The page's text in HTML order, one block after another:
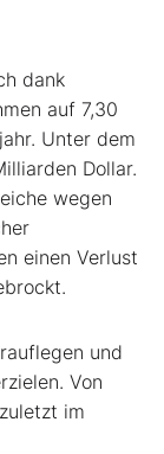
dank
auf 7,30
Unter dem
Dollar.
wegen
einen Verlust
und
Von
im